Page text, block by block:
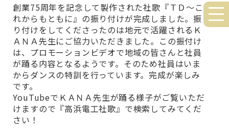
創業75周年を記念して製作された社歌『ＴＤ～こ
れからもともに』の振り付けが完成しました。振
り付けをしてくださったのは地元で活躍されるＫ
ＡＮＡ先生にご協力いただきました。この振付け
は、プロモーションビデオで地域の皆さんと社員
が踊る内容となるようです。そのため社員はいま
からダンスの特訓を行っています。完成が楽しみ
です。
YouTubeでＫＡＮＡ先生が踊る様子がご覧いただ
けますので『高浜電工社歌』で検索してみてくだ
さい！